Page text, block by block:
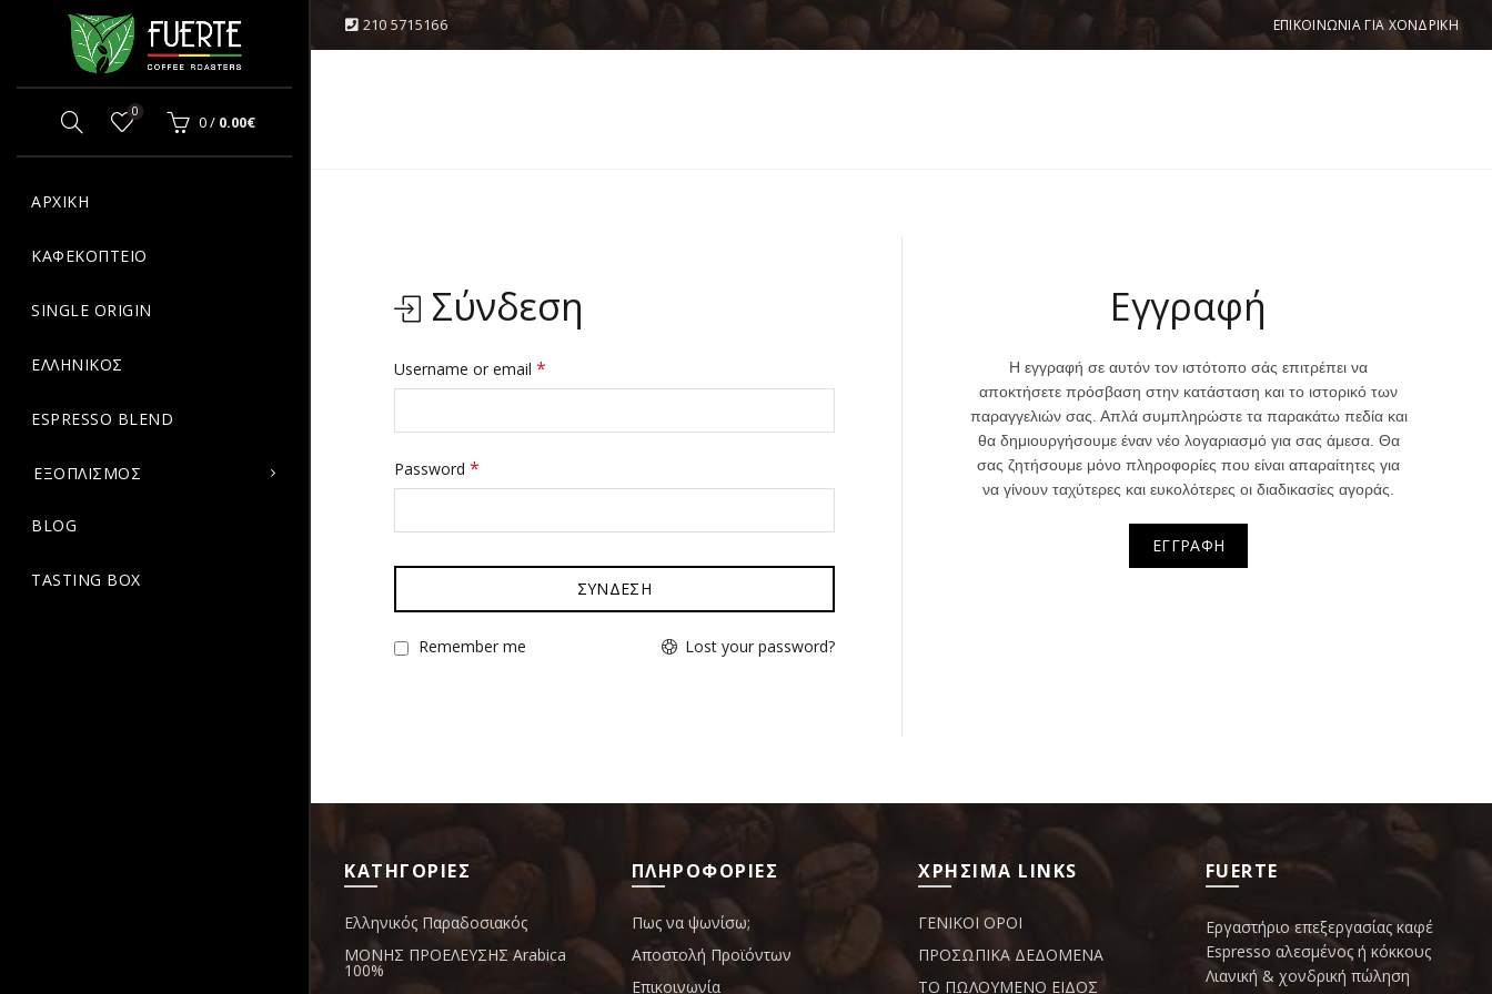
CART CLOSE
Κανένα προϊόν στο καλάθι σας.
210 5715166 ΕΠΙΚΟΙΝΩΝΙΑ ΓΙΑ ΧΟΝΔΡΙΚΗ
0
0/ 0.00€
ΑΡΧΙΚΗ
ΚΑΦΕΚΟΠΤΕΙΟ
SINGLE ORIGIN
ΕΛΛΗΝΙΚΟΣ
ESPRESSO BLEND
ΕΞΟΠΛΙΣΜΟΣ
BLOG
TASTING BOX
Σύνδεση
Username or email *
Password *
ΣΥΝΔΕΣΗ
Lost your password?
Remember me
Εγγραφή
Η εγγραφή σε αυτόν τον ιστότοπο σάς επιτρέπει να
αποκτήσετε πρόσβαση στην κατάσταση και το ιστορικό των
παραγγελιών σας. Απλά συμπληρώστε τα παρακάτω πεδία και
θα δημιουργήσουμε έναν νέο λογαριασμό για σας άμεσα. Θα
σας ζητήσουμε μόνο πληροφορίες που είναι απαραίτητες για
να γίνουν ταχύτερες και ευκολότερες οι διαδικασίες αγοράς.
ΕΓΓΡΑΦΗ
ΚΑΤΗΓΟΡΙΕΣ
Ελληνικός Παραδοσιακός
ΜΟΝΗΣ ΠΡΟΕΛΕΥΣΗΣ Arabica
100%
ΠΛΗΡΟΦΟΡΙΕΣ
Πως να ψωνίσω;
Αποστολή Προϊόντων
Επικοινωνία
ΧΡΗΣΙΜΑ LINKS
ΓΕΝΙΚΟΙ ΟΡΟΙ
ΠΡΟΣΩΠΙΚΑ ΔΕΔΟΜΕΝΑ
ΤΟ ΠΩΛΟΥΜΕΝΟ ΕΙΔΟΣ
FUERTE
Εργαστήριο επεξεργασίας καφέ
Espresso αλεσμένος ή κόκκους
Λιανική & χονδρική πώληση